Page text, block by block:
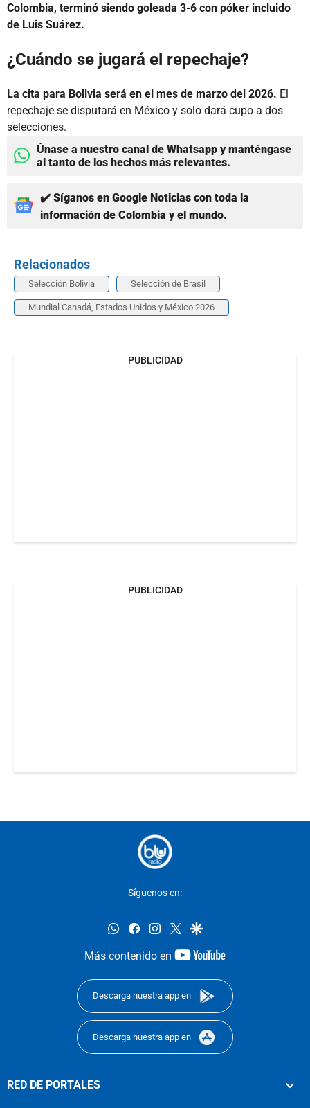
Colombia, terminó siendo goleada 3-6 con póker incluido
de Luis Suárez.
¿Cuándo se jugará el repechaje?
La cita para Bolivia será en el mes de marzo del 2026. El
repechaje se disputará en México y solo dará cupo a dos
selecciones.
Únase a nuestro canal de Whatsapp y manténgase
al tanto de los hechos más relevantes.
✔️ Síganos en Google Noticias con toda la
información de Colombia y el mundo.
Relacionados
Selección Bolivia Selección de Brasil
Mundial Canadá, Estados Unidos y México 2026
PUBLICIDAD
PUBLICIDAD
Síguenos en:
whatsappfacebookinstagram
twittergoogle
Más contenido en
youtube-
Descarga nuestra app en
Descarga nuestra app en
RED DE PORTALES